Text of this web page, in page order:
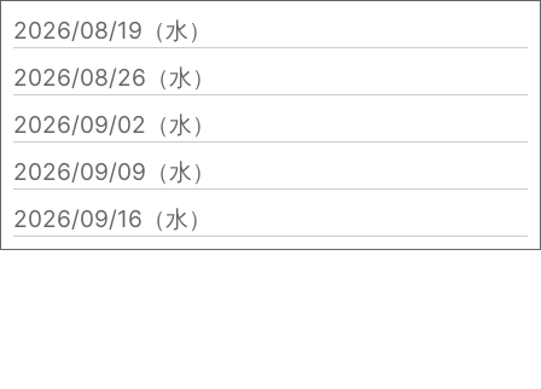
2026/08/19（水）
2026/08/26（水）
2026/09/02（水）
2026/09/09（水）
2026/09/16（水）